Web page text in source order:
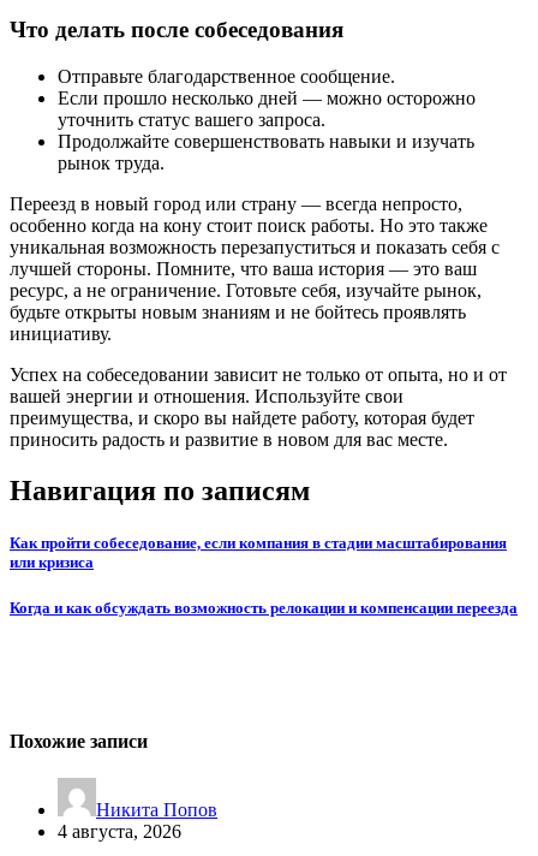
Что делать после собеседования
Отправьте благодарственное сообщение.
Если прошло несколько дней — можно осторожно
уточнить статус вашего запроса.
Продолжайте совершенствовать навыки и изучать
рынок труда.
Переезд в новый город или страну — всегда непросто,
особенно когда на кону стоит поиск работы. Но это также
уникальная возможность перезапуститься и показать себя с
лучшей стороны. Помните, что ваша история — это ваш
ресурс, а не ограничение. Готовьте себя, изучайте рынок,
будьте открыты новым знаниям и не бойтесь проявлять
инициативу.
Успех на собеседовании зависит не только от опыта, но и от
вашей энергии и отношения. Используйте свои
преимущества, и скоро вы найдете работу, которая будет
приносить радость и развитие в новом для вас месте.
Навигация по записям
Как пройти собеседование, если компания в стадии масштабирования
или кризиса
Когда и как обсуждать возможность релокации и компенсации переезда
Похожие записи
Никита Попов
4 августа, 2026